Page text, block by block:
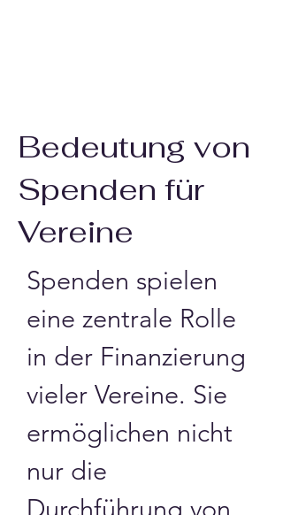
Bedeutung von
Spenden für
Vereine
Spenden spielen
eine zentrale Rolle
in der Finanzierung
vieler Vereine. Sie
ermöglichen nicht
nur die
Durchführung von